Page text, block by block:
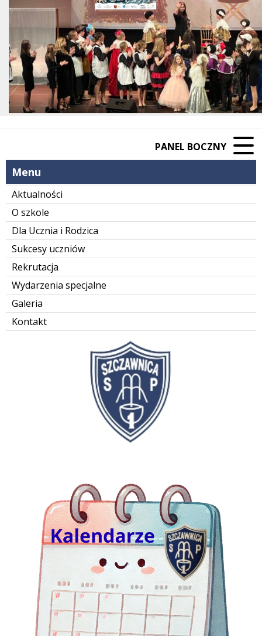
PANEL BOCZNY
Menu
Aktualności
O szkole
Dla Ucznia i Rodzica
Sukcesy uczniów
Rekrutacja
Wydarzenia specjalne
Galeria
Kontakt